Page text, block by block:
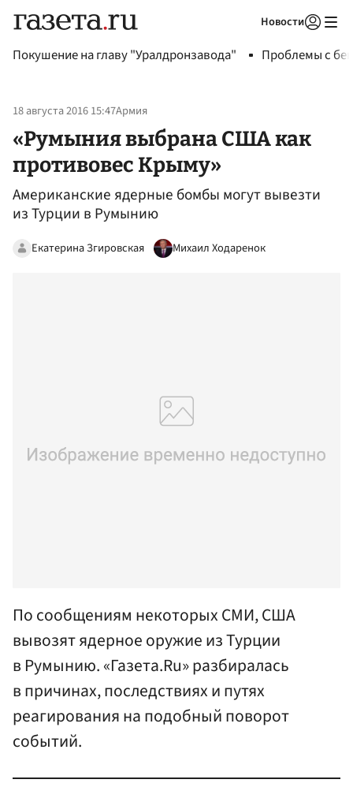
Новости
Покушение на главу "Уралдронзавода" Проблемы с
18 августа 2016 15:47Армия
«Румыния выбрана США как
противовес Крыму»
Американские ядерные бомбы могут вывезти
из Турции в Румынию
Екатерина Згировская Михаил Ходаренок
По сообщениям некоторых СМИ, США
вывозят ядерное оружие из Турции
в Румынию. «Газета.Ru» разбиралась
в причинах, последствиях и путях
реагирования на подобный поворот
событий.